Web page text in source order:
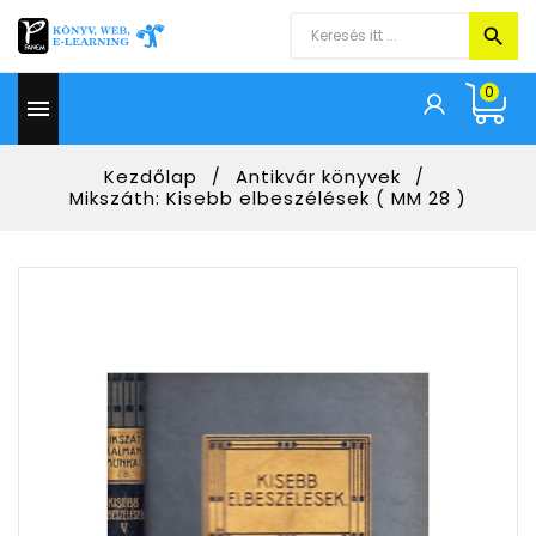

0
Kezdőlap
Antikvár könyvek
Mikszáth: Kisebb elbeszélések ( MM 28 )